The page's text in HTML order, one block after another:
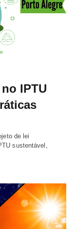
IPTU
de lei
sustentável,